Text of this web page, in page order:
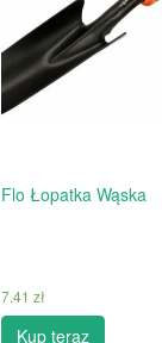
Flo Łopatka Wąska
7.41 zł
Kup teraz